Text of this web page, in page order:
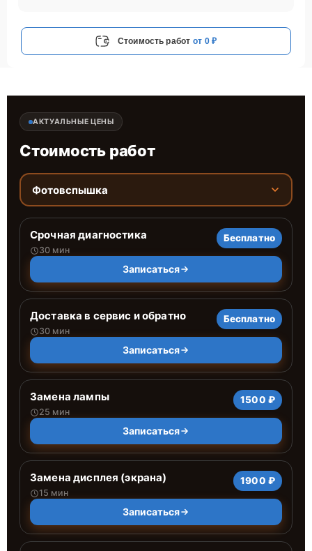
Стоимость работ от 0 ₽
АКТУАЛЬНЫЕ ЦЕНЫ
Стоимость работ
Фотовспышка
Срочная диагностика
30 мин
Бесплатно
Записаться
Доставка в сервис и обратно
30 мин
Бесплатно
Записаться
Замена лампы
25 мин
1500 ₽
Записаться
Замена дисплея (экрана)
15 мин
1900 ₽
Записаться